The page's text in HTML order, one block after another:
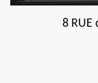
8 RUE